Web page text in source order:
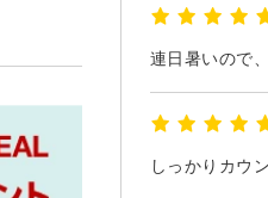
しっかりカウ